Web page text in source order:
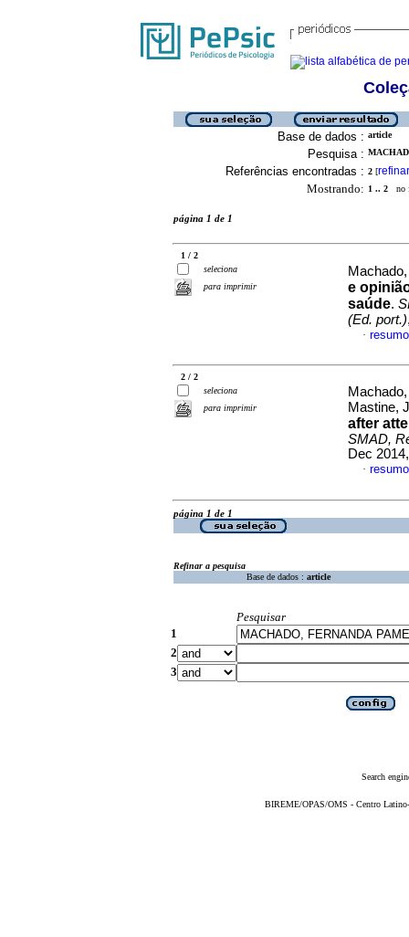
Base de dados : article
Pesquisa :
Referências encontradas : 2 [refinar
Mostrando: 1 .. 2 no
página 1 de 1
1 / 2
seleciona
para imprimir
e
saúde.
(Ed. port.)
·
2 / 2
seleciona
para imprimir
Mastine,
after
SMAD,
Dec
·
página 1 de 1
Refinar a pesquisa
Base de dados : article
Pesquisar
1
2
3
Search
BIREME/OPAS/OMS - Centro Latino-